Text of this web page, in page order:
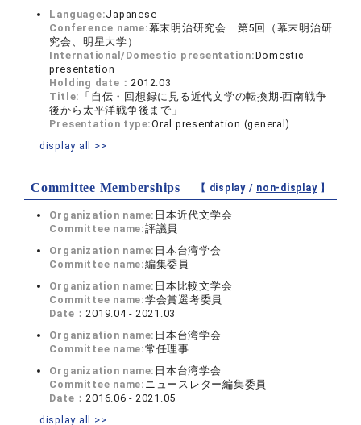
Language:Japanese
Conference name:幕末明治研究会 第5回（幕末明治研
究会、明星大学）
International/Domestic presentation:Domestic
presentation
Holding date：2012.03
Title: 「自伝・回想録に見る近代文学の転換期‐西南戦争
後から太平洋戦争後まで」
Presentation type:Oral presentation (general)
display all >>
Committee Memberships 【 display / non-display】
Organization name: 日本近代文学会
Committee name:評議員
Organization name: 日本台湾学会
Committee name:編集委員
Organization name: 日本比較文学会
Committee name:学会賞選考委員
Date：2019.04 - 2021.03
Organization name: 日本台湾学会
Committee name:常任理事
Organization name: 日本台湾学会
Committee name: ニュースレター編集委員
Date：2016.06 - 2021.05
display all >>